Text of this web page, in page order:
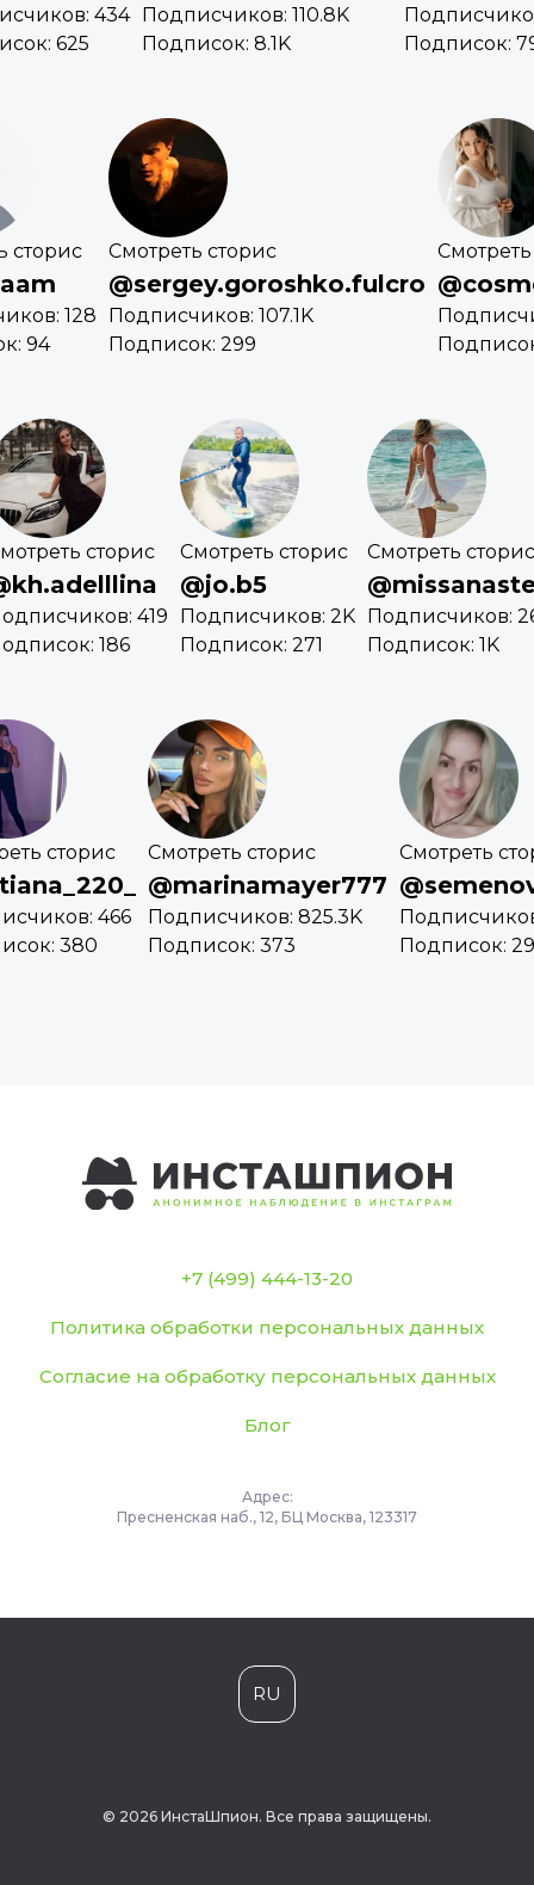
434
625
Подписчиков: 110.8K
Подписок: 8.1K
Подписок:
сторис
128
94
Смотреть сторис
@sergey.goroshko.fulcro
Подписчиков: 107.1K
Подписок: 299
сторис
419
186
Смотреть сторис
@jo.b5
Подписчиков: 2K
Подписок: 271
Смотреть сторис
Подписчиков:
Подписок: 1K
сторис
466
380
Смотреть сторис
@marinamayer777
Подписчиков: 825.3K
Подписок: 373
Смотреть
Подписок:
+7 (499) 444-13-20
Политика обработки персональных данных
Согласие на обработку персональных данных
Блог
Адрес:
Пресненская наб., 12, БЦ Москва, 123317
RU
© 2026 ИнстаШпион. Все права защищены.